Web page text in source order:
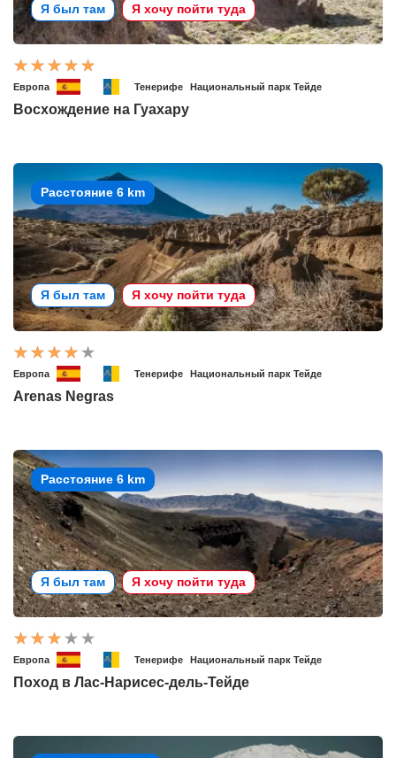
Я был там Я хочу пойти туда
Европа Тенерифе Национальный парк Тейде
Восхождение на Гуахару
Расстояние 6 km
Я был там Я хочу пойти туда
Европа Тенерифе Национальный парк Тейде
Arenas Negras
Расстояние 6 km
Я был там Я хочу пойти туда
Европа Тенерифе Национальный парк Тейде
Поход в Лас-Нарисес-дель-Тейде